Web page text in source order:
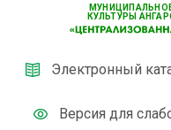
КУЛЬТУРЫ
Электронный
Версия для